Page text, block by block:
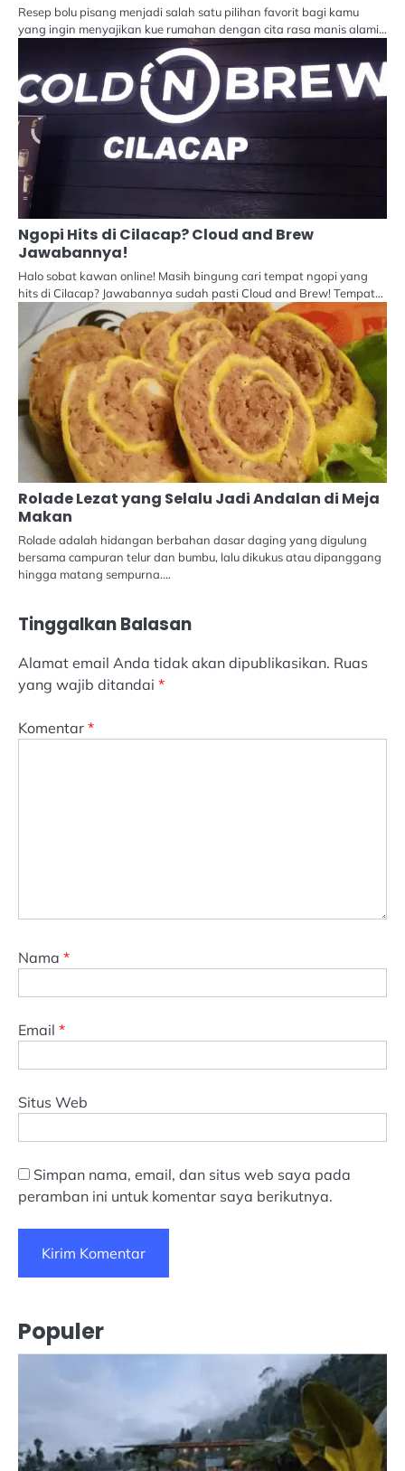
Resep bolu pisang menjadi salah satu pilihan favorit bagi kamu
yang ingin menyajikan kue rumahan dengan cita rasa manis alami…
Ngopi Hits di Cilacap? Cloud and Brew
Jawabannya!
Halo sobat kawan online! Masih bingung cari tempat ngopi yang
hits di Cilacap? Jawabannya sudah pasti Cloud and Brew! Tempat…
Rolade Lezat yang Selalu Jadi Andalan di Meja
Makan
Rolade adalah hidangan berbahan dasar daging yang digulung
bersama campuran telur dan bumbu, lalu dikukus atau dipanggang
hingga matang sempurna.…
Tinggalkan Balasan
Alamat email Anda tidak akan dipublikasikan. Ruas
yang wajib ditandai *
Komentar *
Nama *
Email *
Situs Web
Simpan nama, email, dan situs web saya pada
peramban ini untuk komentar saya berikutnya.
Populer